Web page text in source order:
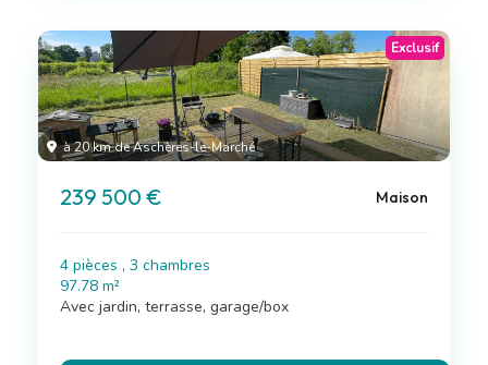
à 20 km de Aschères-le-Marché
Exclusif
239 500 € Maison
4 pièces , 3 chambres
97.78 m²
Avec jardin, terrasse, garage/box